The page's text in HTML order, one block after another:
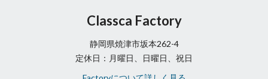
Classca Factory
静岡県焼津市坂本262-4
定休日：月曜日、日曜日、祝日